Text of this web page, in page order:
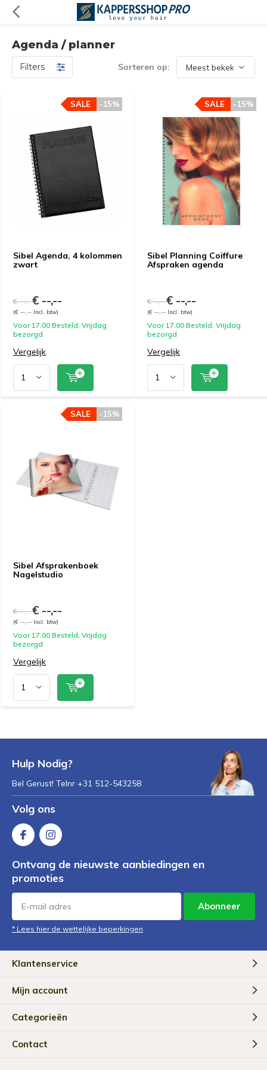
Agenda / planner
Filters Sorteren op:
Sibel Agenda, 4 kolommen
zwart
-15%
SALE
€ --,--€ --,--
(€ --,-- Incl. btw)
Voor 17.00 Besteld, Vrijdag
bezorgd
Vergelijk
Sibel Planning Coiffure
Afspraken agenda
-15%
SALE
€ --,--€ --,--
(€ --,-- Incl. btw)
Voor 17.00 Besteld, Vrijdag
bezorgd
Vergelijk
Sibel Afsprakenboek
Nagelstudio
-15%
SALE
€ --,--€ --,--
(€ --,-- Incl. btw)
Voor 17.00 Besteld, Vrijdag
bezorgd
Vergelijk
Hulp Nodig?
Bel Gerust! Telnr +31 512-543258
Volg ons
Ontvang de nieuwste aanbiedingen en
promoties
Abonneer
* Lees hier de wettelijke beperkingen
Klantenservice
Mijn account
Categorieën
Contact